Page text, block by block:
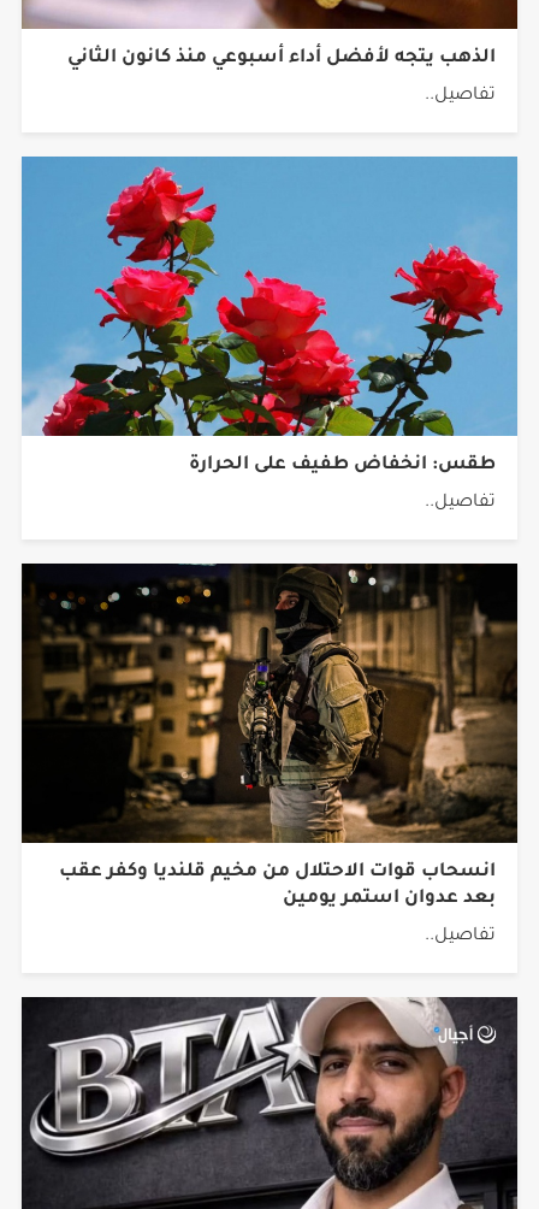
الذهب يتجه لأفضل أداء أسبوعي منذ كانون الثاني
تفاصيل..
طقس: انخفاض طفيف على الحرارة
تفاصيل..
انسحاب قوات الاحتلال من مخيم قلنديا وكفر عقب
بعد عدوان استمر يومين
تفاصيل..